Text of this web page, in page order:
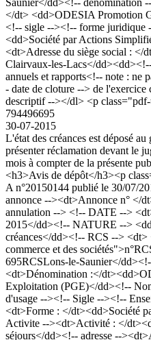
</dt> <dd>ODESIA Promotion
<!-- sigle --><!-- forme juridique
<dd>Société par Actions
<dt>Adresse du siège social : </
Clairvaux-les-Lacs</
annuels et rapports<!-- note : ne
- date de cloture --> de
descriptif --></dl> <p
794496695
30-07-2015
L'état des créances est déposé
présenter réclamation devant le
mois à compter de la présente
<h3>Avis de dépôt</h3><p
A n°20150144 publié le 30/07/
annonce --><dt>Annonce n° </
annulation --> <!-- DATE -->
2015</dd><!-- NATURE -->
créances</dd><!-- RCS -->
commerce et des
695RCSLons-le-Saunier</
<dt>Dénomination :</
Exploitation (PGE)</dd><!--
d'usage --><!-- Sigle --><!--
<dt>Forme : </dt><dd>Société
Activite --><dt>Activité : </
séjours</dd><!-- adresse --